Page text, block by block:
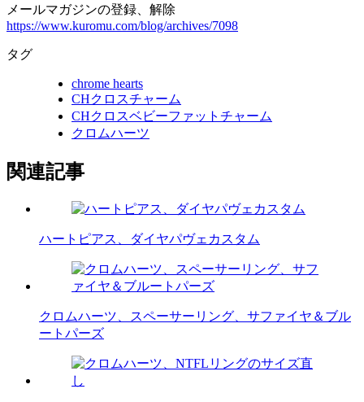
メールマガジンの登録、解除
https://www.kuromu.com/blog/archives/7098
タグ
chrome hearts
CHクロスチャーム
CHクロスベビーファットチャーム
クロムハーツ
関連記事
ハートピアス、ダイヤパヴェカスタム
クロムハーツ、スペーサーリング、サファイヤ＆ブル
ートパーズ